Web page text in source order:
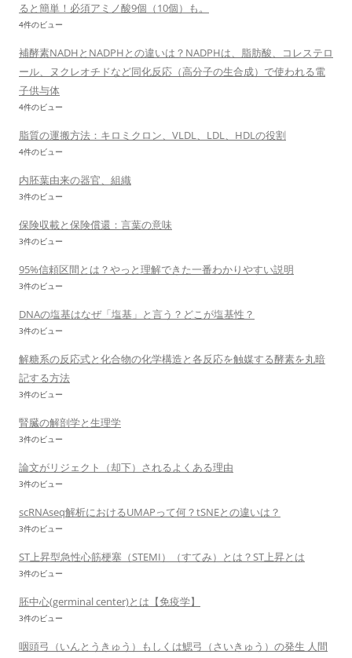
ると簡単！必須アミノ酸9個（10個）も。
4件のビュー
補酵素NADHとNADPHとの違いは？NADPHは、脂肪酸、コレステロ
ール、ヌクレオチドなど同化反応（高分子の生合成）で使われる電
子供与体
4件のビュー
脂質の運搬方法：キロミクロン、VLDL、LDL、HDLの役割
4件のビュー
内胚葉由来の器官、組織
3件のビュー
保険収載と保険償還：言葉の意味
3件のビュー
95%信頼区間とは？やっと理解できた一番わかりやすい説明
3件のビュー
DNAの塩基はなぜ「塩基」と言う？どこが塩基性？
3件のビュー
解糖系の反応式と化合物の化学構造と各反応を触媒する酵素を丸暗
記する方法
3件のビュー
腎臓の解剖学と生理学
3件のビュー
論文がリジェクト（却下）されるよくある理由
3件のビュー
scRNAseq解析におけるUMAPって何？tSNEとの違いは？
3件のビュー
ST上昇型急性心筋梗塞（STEMI）（すてみ）とは？ST上昇とは
3件のビュー
胚中心(germinal center)とは【免疫学】
3件のビュー
咽頭弓（いんとうきゅう）もしくは鰓弓（さいきゅう）の発生 人間